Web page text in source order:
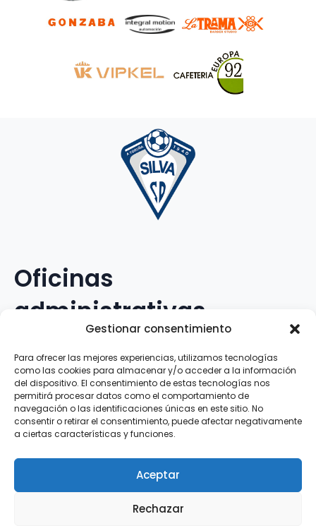
Gestionar consentimiento
Para ofrecer las mejores experiencias, utilizamos tecnologías
como las cookies para almacenar y/o acceder a la información
del dispositivo. El consentimiento de estas tecnologías nos
permitirá procesar datos como el comportamiento de
navegación o las identificaciones únicas en este sitio. No
consentir o retirar el consentimiento, puede afectar negativamente
a ciertas características y funciones.
Aceptar
Rechazar
Oficinas
administrativas
Avenida Galileo Galilei, 12
15.008 · A Coruña · España
Teléfono:881.069.303
WhatsApp:616.897.466